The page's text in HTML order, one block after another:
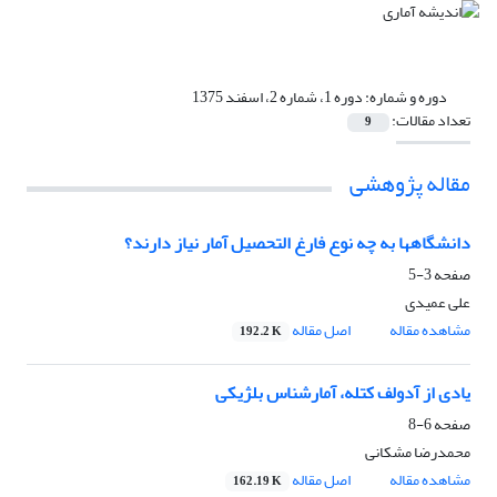
دوره و شماره:دوره 1، شماره 2، اسفند 1375
تعداد مقالات: 9
مقاله پژوهشی
دانشگاهها به چه نوع فارغ التحصیل آمار نیاز دارند؟
صفحه3-5
علی عمیدی
مشاهده مقاله
اصل مقاله 192.2 K
یادی از آدولف کتله، آمارشناس بلژیکی
صفحه6-8
محمدرضا مشکانی
مشاهده مقاله
اصل مقاله 162.19 K